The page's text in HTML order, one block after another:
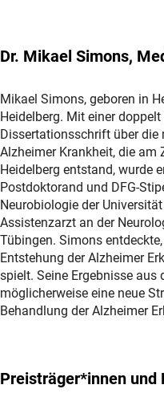
Dr. Mikael Simons,
Mikael Simons, geboren in
Heidelberg. Mit einer
Dissertationsschrift über die
Alzheimer Krankheit, die
Heidelberg entstand, wurde
Postdoktorand und DFG-
Neurobiologie der
Assistenzarzt an der
Tübingen. Simons
Entstehung der Alzheimer
spielt. Seine Ergebnisse aus
möglicherweise eine neue
Behandlung der Alzheimer
Preisträger*innen und